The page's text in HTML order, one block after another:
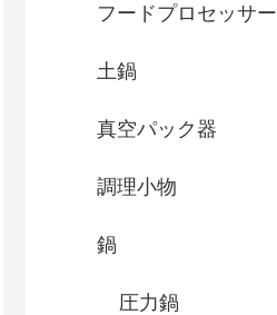
フードプロセッサー
土鍋
真空パック器
調理小物
鍋
圧力鍋